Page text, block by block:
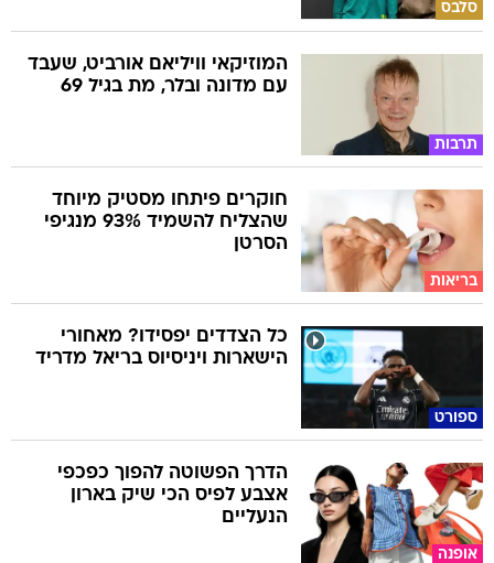
סלבס
תרבות
המוזיקאי וויליאם אורביט, שעבד
עם מדונה ובלר, מת בגיל 69
בריאות
חוקרים פיתחו מסטיק מיוחד
שהצליח להשמיד 93% מנגיפי
הסרטן
ספורט
כל הצדדים יפסידו? מאחורי
הישארות ויניסיוס בריאל מדריד
אופנה
הדרך הפשוטה להפוך כפכפי
אצבע לפיס הכי שיק בארון
הנעליים